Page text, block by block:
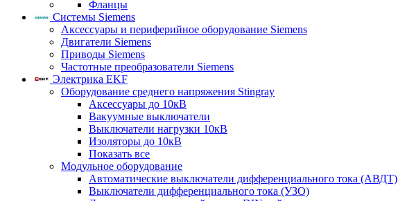
Фланцы
Системы Siemens
Аксессуары и периферийное оборудование Siemens
Двигатели Siemens
Приводы Siemens
Частотные преобразователи Siemens
Электрика EKF
Оборудование среднего напряжения Stingray
Аксессуары до 10кВ
Вакуумные выключатели
Выключатели нагрузки 10кВ
Изоляторы до 10кВ
Показать все
Модульное оборудование
Автоматические выключатели дифференциального тока (АВДТ)
Выключатели дифференциального тока (УЗО)